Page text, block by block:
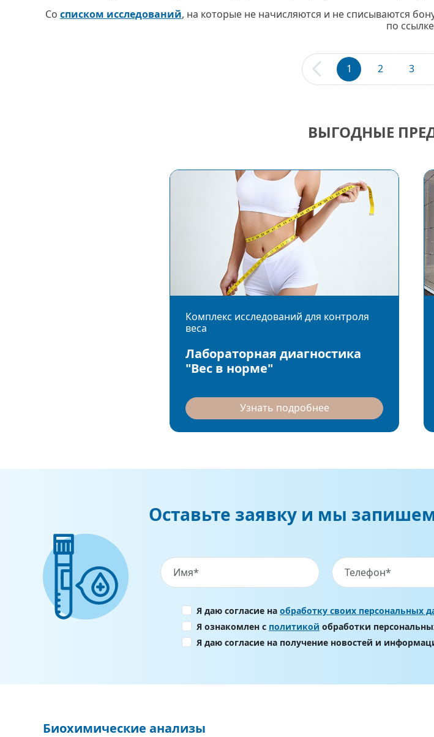
Со списком исследований, на которые не начисляются и не списываются
по
1 2 3
ВЫГОДНЫЕ
Комплекс исследований для контроля
веса
Лабораторная диагностика
"Вес в норме"
Узнать подробнее
Оставьте заявку и мы
Я даю согласие на обработку своих персональных
Я ознакомлен с политикой обработки
Я даю согласие на получение новостей и
Биохимические анализы